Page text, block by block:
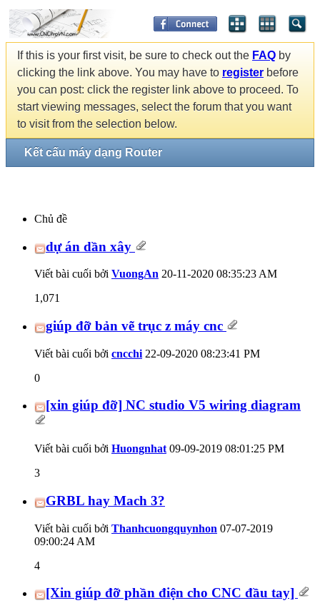
If this is your first visit, be sure to check out the FAQ by
clicking the link above. You may have to register before
you can post: click the register link above to proceed. To
start viewing messages, select the forum that you want
to visit from the selection below.
Kết cấu máy dạng Router
Chủ đề
dự án dần xây
Viết bài cuối bởi VuongAn 20-11-2020 08:35:23 AM
1,071
giúp đỡ bản vẽ trục z máy cnc
Viết bài cuối bởi cncchi 22-09-2020 08:23:41 PM
0
[xin giúp đỡ] NC studio V5 wiring diagram
Viết bài cuối bởi Huongnhat 09-09-2019 08:01:25 PM
3
GRBL hay Mach 3?
Viết bài cuối bởi Thanhcuongquynhon 07-07-2019
09:00:24 AM
4
[Xin giúp đỡ phần điện cho CNC đầu tay]